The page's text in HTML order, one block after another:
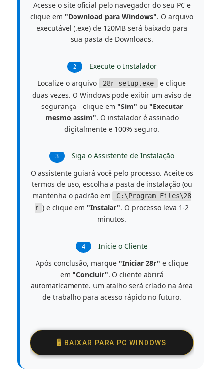
Acesse o site oficial pelo navegador do seu PC e
clique em "Download para Windows". O arquivo
executável (.exe) de 120MB será baixado para
sua pasta de Downloads.
2
Execute o Instalador
Localize o arquivo
28r-setup.exe
e clique
duas vezes. O Windows pode exibir um aviso de
segurança - clique em "Sim" ou "Executar
mesmo assim". O instalador é assinado
digitalmente e 100% seguro.
3
Siga o Assistente de Instalação
O assistente guiará você pelo processo. Aceite os
termos de uso, escolha a pasta de instalação (ou
mantenha o padrão em
C:\Program Files\28
r ) e clique em "Instalar". O processo leva 1-2
minutos.
4
Inicie o Cliente
Após conclusão, marque "Iniciar 28r" e clique
em "Concluir". O cliente abrirá
automaticamente. Um atalho será criado na área
de trabalho para acesso rápido no futuro.
🖥️ BAIXAR PARA PC WINDOWS